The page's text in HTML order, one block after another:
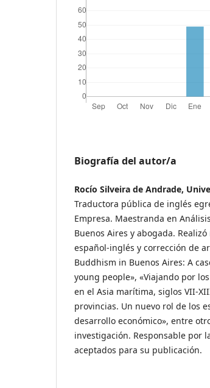
Biografía del autor/a
Rocío Silveira de Andrade,
Traductora pública de inglés
Empresa. Maestranda en
Buenos Aires y abogada.
español-inglés y corrección de
Buddhism in Buenos Aires: A
young people», «Viajando por
en el Asia marítima, siglos VII-
provincias. Un nuevo rol de los
desarrollo económico», entre
investigación. Responsable por
aceptados para su publicación.